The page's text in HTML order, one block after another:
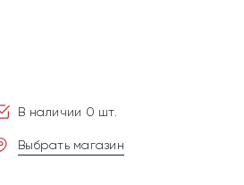
В наличии 0 шт.
Выбрать магазин